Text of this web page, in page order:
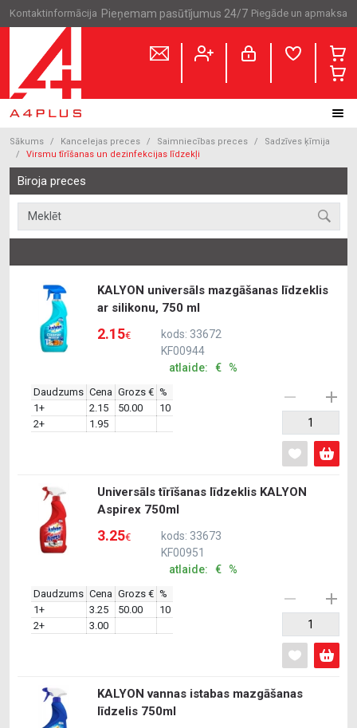
Kontaktinformācija Pieņemam pasūtījumus 24/7 Piegāde un apmaksa
Sākums Kancelejas preces Saimniecības preces
Sadzīves ķīmija
Virsmu tīrīšanas un dezinfekcijas līdzekļi
Biroja preces
KALYON universāls mazgāšanas līdzeklis
ar silikonu, 750 ml
2.15€
kods: 33672
KF00944
atlaide: € %
Daudzums Cena Grozs € %
1+
2.15 50.00
10
2+
1.95
Universāls tīrīšanas līdzeklis KALYON
Aspirex 750ml
3.25€
kods: 33673
KF00951
atlaide: € %
Daudzums Cena Grozs € %
1+
3.25 50.00
10
2+
3.00
KALYON vannas istabas mazgāšanas
līdzelis 750ml